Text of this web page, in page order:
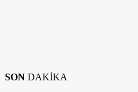
SON DAKİKA